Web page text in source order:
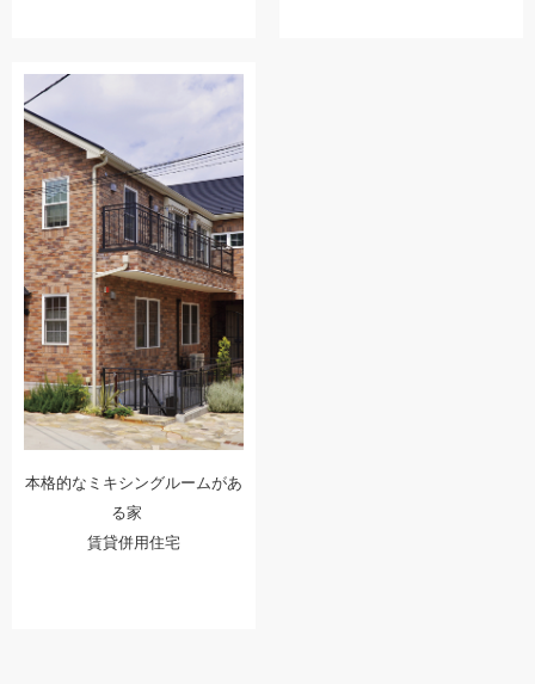
本格的なミキシングルームがあ
る家
賃貸併用住宅